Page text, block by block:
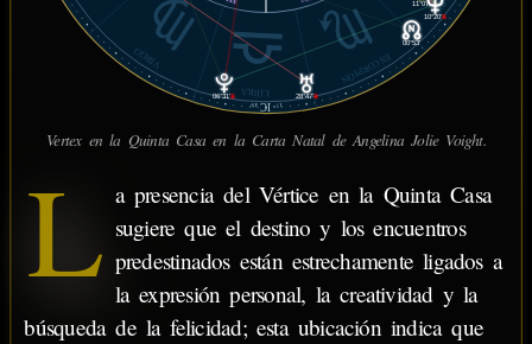
17°
IC
49'
VIRGO
LIBRA
ESCORPIÓN
28°47'℞
10°20'℞
06°31'℞
00°53'
11°07'
Vertex en la Quinta Casa en la Carta Natal de Angelina Jolie Voight.
L a presencia del Vértice en la Quinta Casa
sugiere que el destino y los encuentros
predestinados están estrechamente ligados a
la expresión personal, la creatividad y la
búsqueda de la felicidad; esta ubicación indica que